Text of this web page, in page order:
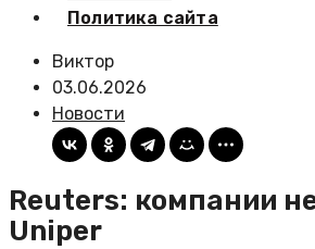
Политика сайта
Виктор
03.06.2026
Новости
Reuters: компании
Uniper